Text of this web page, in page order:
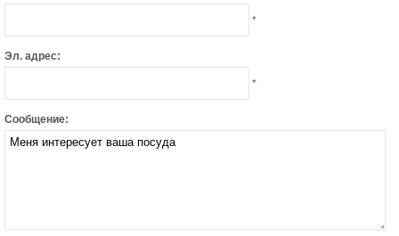
*
Эл. адрес:
*
Сообщение: